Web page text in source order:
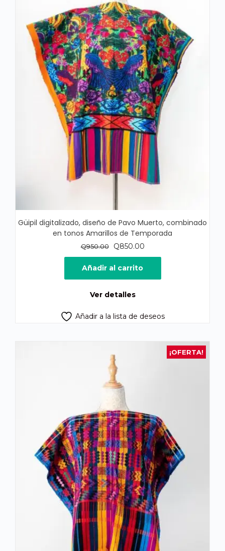
Güipil digitalizado, diseño de Pavo Muerto, combinado
en tonos Amarillos de Temporada
Q950.00
El
precio
original
era:
Q850.00El
precio
es:
Añadir al carrito
Ver detalles
Añadir a la lista de deseos
¡OFERTA!